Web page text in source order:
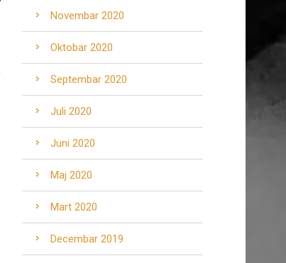
Novembar 2020
Oktobar 2020
Septembar 2020
Juli 2020
Juni 2020
Maj 2020
Mart 2020
Decembar 2019